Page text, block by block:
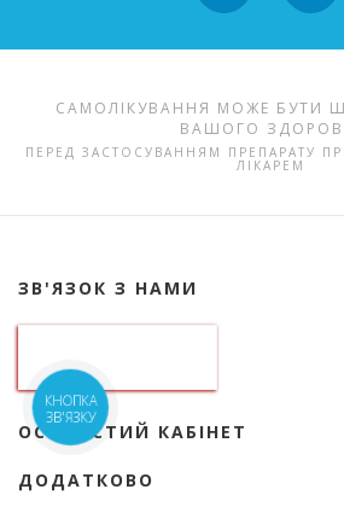
САМОЛІКУВАННЯ МОЖЕ БУТИ
ВАШОГО
ПЕРЕД ЗАСТОСУВАННЯМ ПРЕПАРАТУ
ЛІКАРЕМ
ЗВ'ЯЗОК З НАМИ
Контактна інформація
01133, Україна, Київ
б-р Лесі Українки, 9
ідентифікаційний код 22974151
+38 (068) 345-01-31
Мережа аптек на мапі
ОСОБИСТИЙ КАБІНЕТ
Закладки
ДОДАТКОВО
КНОПКА
ЗВ'ЯЗКУ